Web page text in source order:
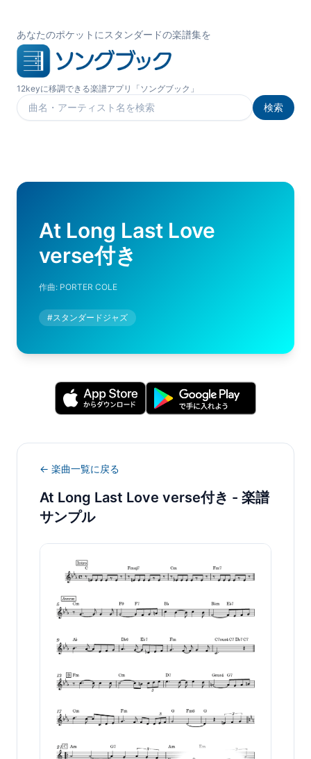
あなたのポケットにスタンダードの楽譜集を
12keyに移調できる楽譜アプリ「ソングブック」
楽曲を検索
検索
At Long Last Love
verse付き
作曲: PORTER COLE
#スタンダードジャズ
← 楽曲一覧に戻る
At Long Last Love verse付き - 楽譜
サンプル